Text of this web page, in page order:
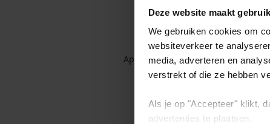
Deze website maakt
We gebruiken cookies om
websiteverkeer te
media, adverteren en
verstrekt of die ze hebben
Als je op "Accepteer" klikt,
advertenties te plaatsen.
Application error: a client-side